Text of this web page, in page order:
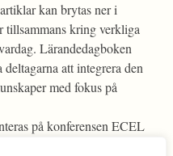
kan brytas ner i
tillsammans kring verkliga
Lärandedagboken
att integrera den
med fokus på
på konferensen ECEL